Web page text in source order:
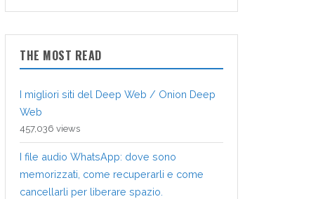
THE MOST READ
I migliori siti del Deep Web / Onion Deep
Web
457,036 views
I file audio WhatsApp: dove sono
memorizzati, come recuperarli e come
cancellarli per liberare spazio.